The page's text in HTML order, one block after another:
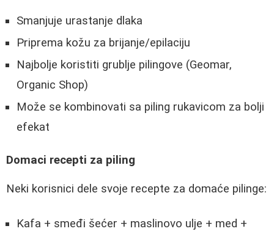
Smanjuje urastanje dlaka
Priprema kožu za brijanje/epilaciju
Najbolje koristiti grublje pilingove (Geomar,
Organic Shop)
Može se kombinovati sa piling rukavicom za bolji
efekat
Domaci recepti za piling
Neki korisnici dele svoje recepte za domaće pilinge:
Kafa + smeđi šećer + maslinovo ulje + med +